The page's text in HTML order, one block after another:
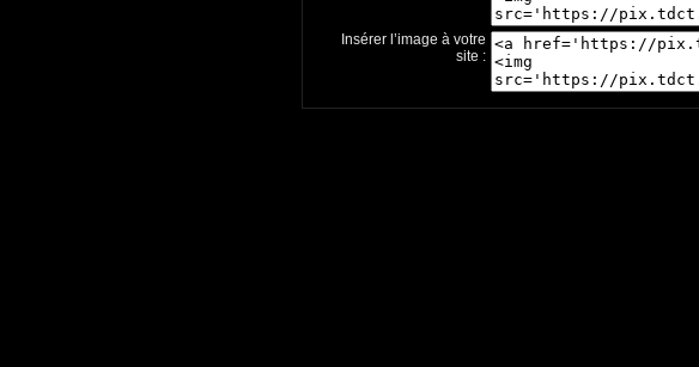
Insérer l’image à votre
site :